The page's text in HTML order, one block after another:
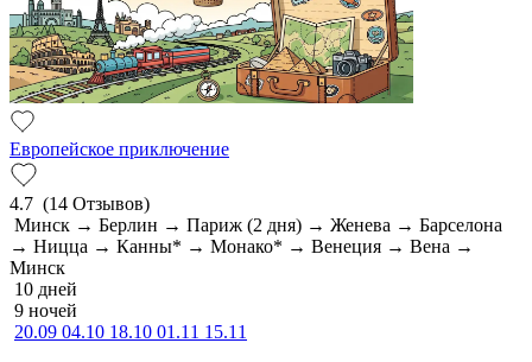
Европейское приключение
4.7 (14 Отзывов)
Минск → Берлин → Париж (2 дня) → Женева → Барселона
→ Ницца → Канны* → Монако* → Венеция → Вена →
Минск
10 дней
9 ночей
20.09 04.10 18.10 01.11 15.11